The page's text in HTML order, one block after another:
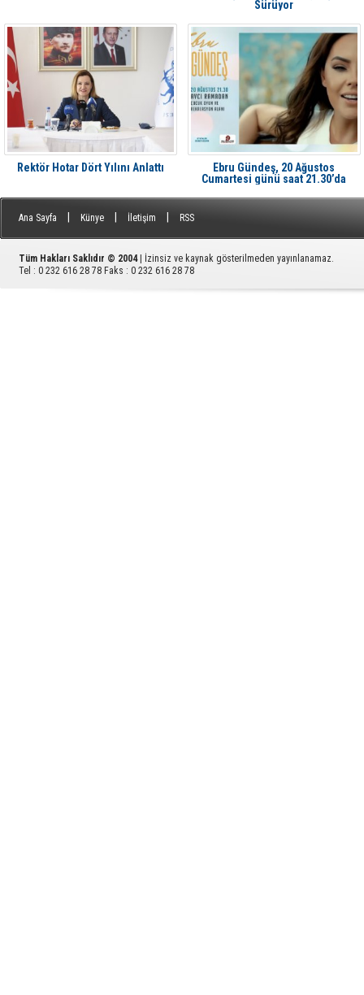
Sürüyor
Rektör Hotar Dört Yılını Anlattı
Ebru Gündeş, 20 Ağustos
Cumartesi günü saat 21.30’da
Ana Sayfa Künye İletişim RSS
Tüm Hakları Saklıdır © 2004| İzinsiz ve kaynak gösterilmeden yayınlanamaz.
Tel : 0 232 616 28 78 Faks : 0 232 616 28 78